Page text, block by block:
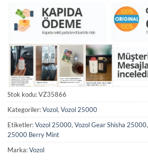
Stok kodu:VZ35866
Kategoriler:Vozol, Vozol 25000
Etiketler:Vozol 25000, Vozol Gear Shisha 25000,
25000 Berry Mint
Marka:Vozol